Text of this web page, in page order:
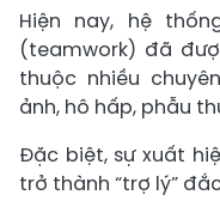
Hiện nay, hệ
(teamwork) đã
thuộc nhiều
ảnh, hô hấp, phẫu
Đặc biệt, sự xuất
trở thành “trợ lý”